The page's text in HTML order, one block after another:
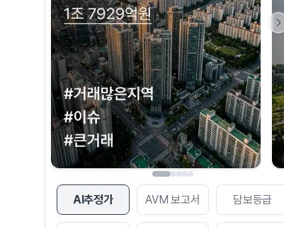
AI추정가 AVM 보고서 담보등급